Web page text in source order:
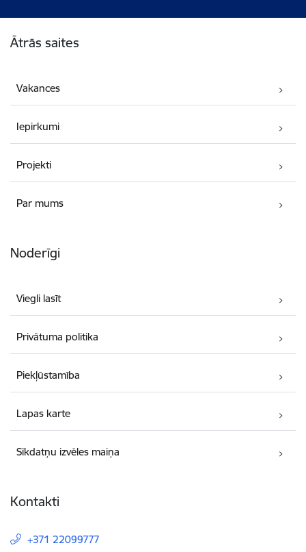
Ātrās saites
Vakances
Iepirkumi
Projekti
Par mums
Noderīgi
Viegli lasīt
Privātuma politika
Piekļūstamība
Lapas karte
Sīkdatņu izvēles maiņa
Kontakti
+371 22099777